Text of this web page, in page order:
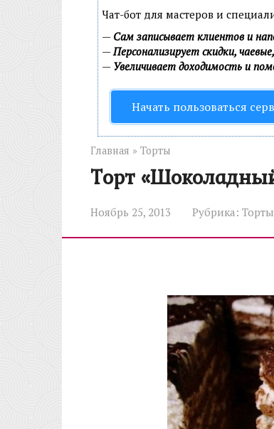
Чат-бот для мастеров и
— Сам записывает клиентов и
—Персонализирует скидки,
— Увеличивает доходимость и
Начать пользоваться
Главная » Торты
Торт
Ноябрь 25, 2013 Рубрика: Торты